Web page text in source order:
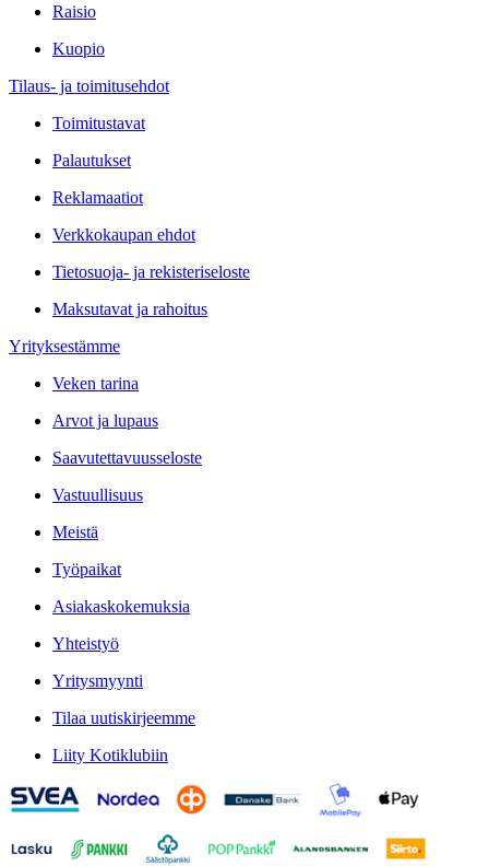
Raisio
Kuopio
Tilaus- ja toimitusehdot
Toimitustavat
Palautukset
Reklamaatiot
Verkkokaupan ehdot
Tietosuoja- ja rekisteriseloste
Maksutavat ja rahoitus
Yrityksestämme
Veken tarina
Arvot ja lupaus
Saavutettavuusseloste
Vastuullisuus
Meistä
Työpaikat
Asiakaskokemuksia
Yhteistyö
Yritysmyynti
Tilaa uutiskirjeemme
Liity Kotiklubiin